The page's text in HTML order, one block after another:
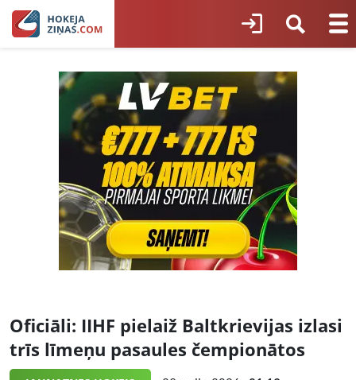
Oficiāli: IIHF pielaiž Baltkrievijas izlasi
trīs līmeņu pasaules čempionātos